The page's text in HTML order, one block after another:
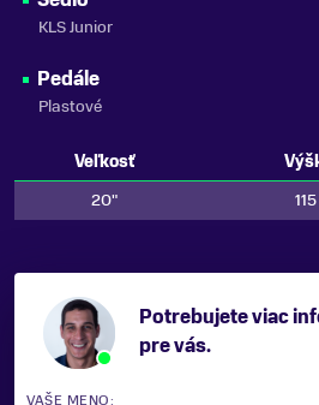
KLS Junior
Pedále
Plastové
Veľkosť
20"
Potrebujete viac
pre vás.
VAŠE MENO: